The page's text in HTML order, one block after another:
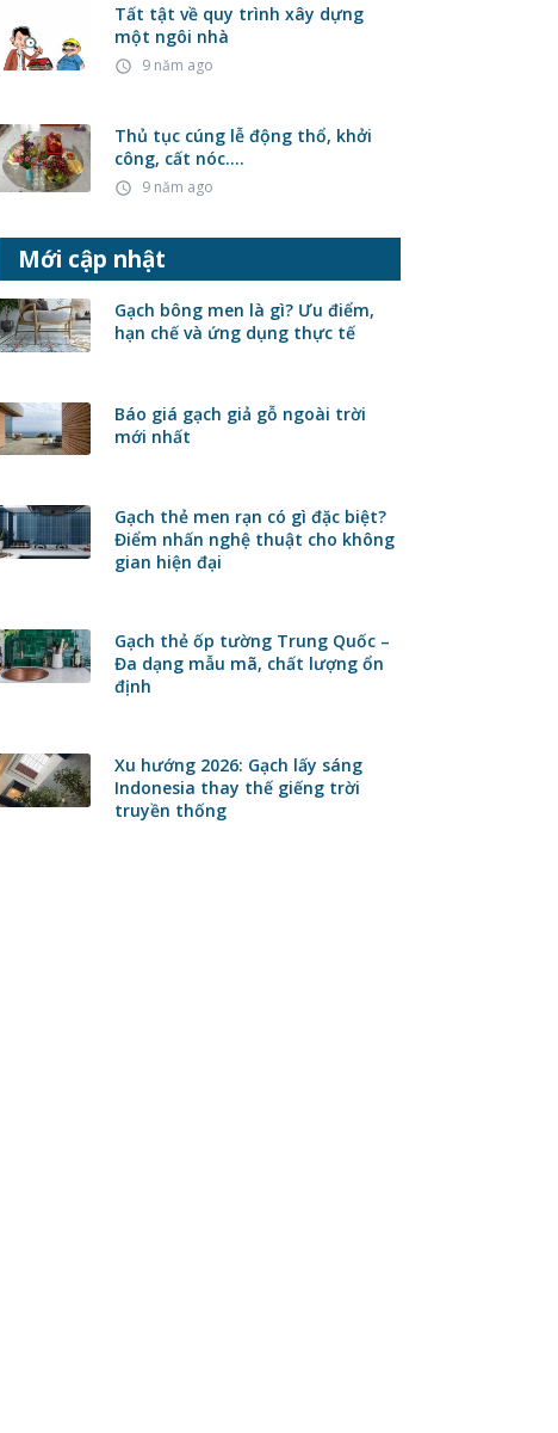
Tất tật về quy trình xây dựng
một ngôi nhà
access_time 9 năm ago
Thủ tục cúng lễ động thổ, khởi
công, cất nóc….
access_time 9 năm ago
Mới cập nhật
Gạch bông men là gì? Ưu điểm,
hạn chế và ứng dụng thực tế
Báo giá gạch giả gỗ ngoài trời
mới nhất
Gạch thẻ men rạn có gì đặc biệt?
Điểm nhấn nghệ thuật cho không
gian hiện đại
Gạch thẻ ốp tường Trung Quốc –
Đa dạng mẫu mã, chất lượng ổn
định
Xu hướng 2026: Gạch lấy sáng
Indonesia thay thế giếng trời
truyền thống